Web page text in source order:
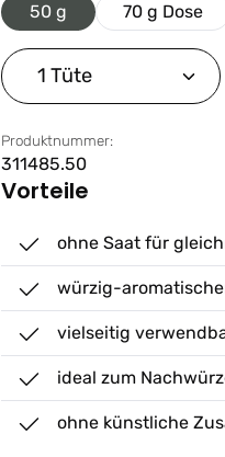
50 g
70 g Dose
Produkt Anzahl:
Produktnummer:
311485.50
Vorteile
ohne Saat für
würzig-
vielseitig
ideal zum
ohne künstliche